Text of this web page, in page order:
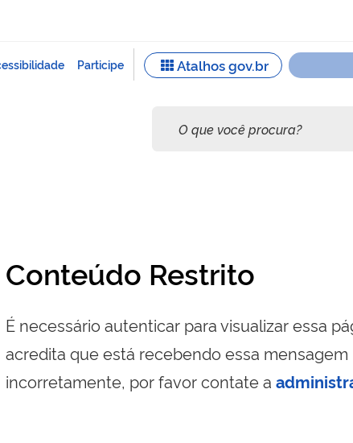
Conteúdo Restrito
É necessário autenticar para visualizar essa
acredita que está recebendo essa mensagem
incorretamente, por favor contate a